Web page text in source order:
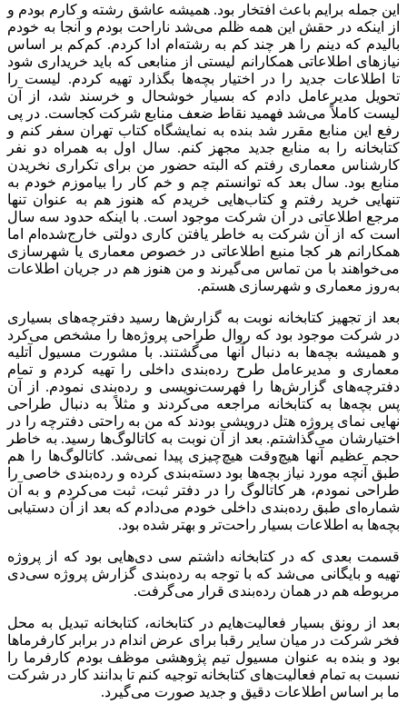
این جمله برایم باعث افتخار بود. همیشه عاشق رشته و کارم بودم و
از اینکه در حقش این همه ظلم می‌شد ناراحت بودم و آنجا به خودم
بالیدم که دینم را هر چند کم به رشته‌ام ادا کردم. کم‌کم بر اساس
نیازهای اطلاعاتی همکارانم لیستی از منابعی که باید خریداری شود
تا اطلاعات جدید را در اختیار بچه‌ها بگذارد تهیه کردم. لیست را
تحویل مدیرعامل دادم که بسیار خوشحال و خرسند شد، از آن
لیست کاملاً می‌شد فهمید نقاط ضعف منابع شرکت کجاست. در پی
رفع این منابع مقرر شد بنده به نمایشگاه کتاب تهران سفر کنم و
کتابخانه را به منابع جدید مجهز کنم. سال اول به همراه دو نفر
کارشناس معماری رفتم که البته حضور من برای تکراری نخریدن
منابع بود. سال بعد که توانستم چم و خم کار را بیاموزم خودم به
تنهایی خرید رفتم و کتاب‌هایی خریدم که هنوز هم به عنوان تنها
مرجع اطلاعاتی در آن شرکت موجود است. با اینکه حدود سه سال
است که از آن شرکت به خاطر یافتن کاری دولتی خارج‌شده‌ام اما
همکارانم هر کجا منبع اطلاعاتی در خصوص معماری یا شهرسازی
می‌خواهند با من تماس می‌گیرند و من هنوز هم در جریان اطلاعات
به‌روز معماری و شهرسازی هستم.
بعد از تجهیز کتابخانه نوبت به گزارش‌ها رسید دفترچه‌های بسیاری
در شرکت موجود بود که روال طراحی پروژه‌ها را مشخص می‌کرد
و همیشه بچه‌ها به دنبال آنها می‌گشتند. با مشورت مسیول آتلیه
معماری و مدیرعامل طرح رده‌بندی داخلی را تهیه کردم و تمام
دفترچه‌های گزارش‌ها را فهرست‌نویسی و رده‌بندی نمودم. از آن
پس بچه‌ها به کتابخانه مراجعه می‌کردند و مثلاً به دنبال طراحی
نهایی نمای پروژه هتل درویشی بودند که من به راحتی دفترچه را در
اختیارشان می‌گذاشتم. بعد از آن نوبت به کاتالوگ‌ها رسید. به خاطر
حجم عظیم آنها هیچ‌وقت هیچ‌چیزی پیدا نمی‌شد. کاتالوگ‌ها را هم
طبق آنچه مورد نیاز بچه‌ها بود دسته‌بندی کرده و رده‌بندی خاصی را
طراحی نمودم، هر کاتالوگ را در دفتر ثبت، ثبت می‌کردم و به آن
شماره‌ای طبق رده‌بندی داخلی خودم می‌دادم که بعد از آن دستیابی
بچه‌ها به اطلاعات بسیار راحت‌تر و بهتر شده بود.
قسمت بعدی که در کتابخانه داشتم سی دی‌هایی بود که از پروژه
تهیه و بایگانی می‌شد که با توجه به رده‌بندی گزارش پروژه سی‌دی
مربوطه هم در همان رده‌بندی قرار می‌گرفت.
بعد از رونق بسیار فعالیت‌هایم در کتابخانه، کتابخانه تبدیل به محل
فخر شرکت در میان سایر رقبا برای عرض اندام در برابر کارفرماها
بود و بنده به عنوان مسیول تیم پژوهشی موظف بودم کارفرما را
نسبت به تمام فعالیت‌های کتابخانه توجیه کنم تا بدانند کار در شرکت
ما بر اساس اطلاعات دقیق و جدید صورت می‌گیرد.